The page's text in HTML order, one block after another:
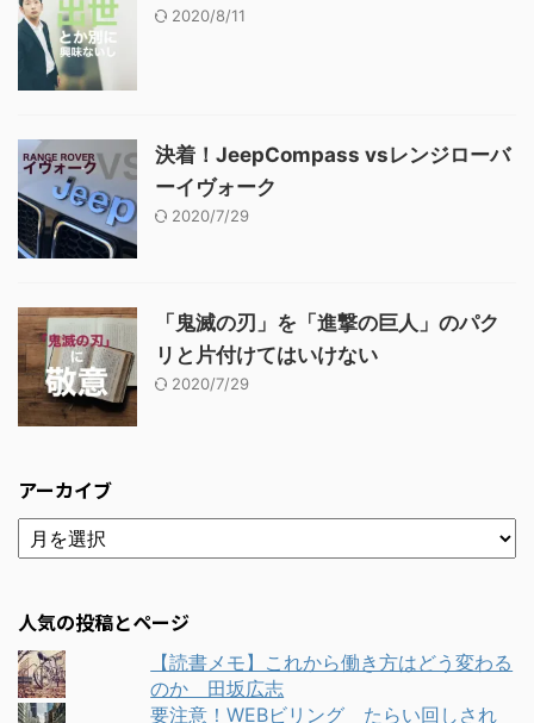
2020/8/11
決着！JeepCompass vsレンジローバ
ーイヴォーク
2020/7/29
「鬼滅の刃」を「進撃の巨人」のパク
リと片付けてはいけない
2020/7/29
アーカイブ
人気の投稿とページ
【読書メモ】これから働き方はどう変わる
のか 田坂広志
要注意！WEBビリング たらい回しされ